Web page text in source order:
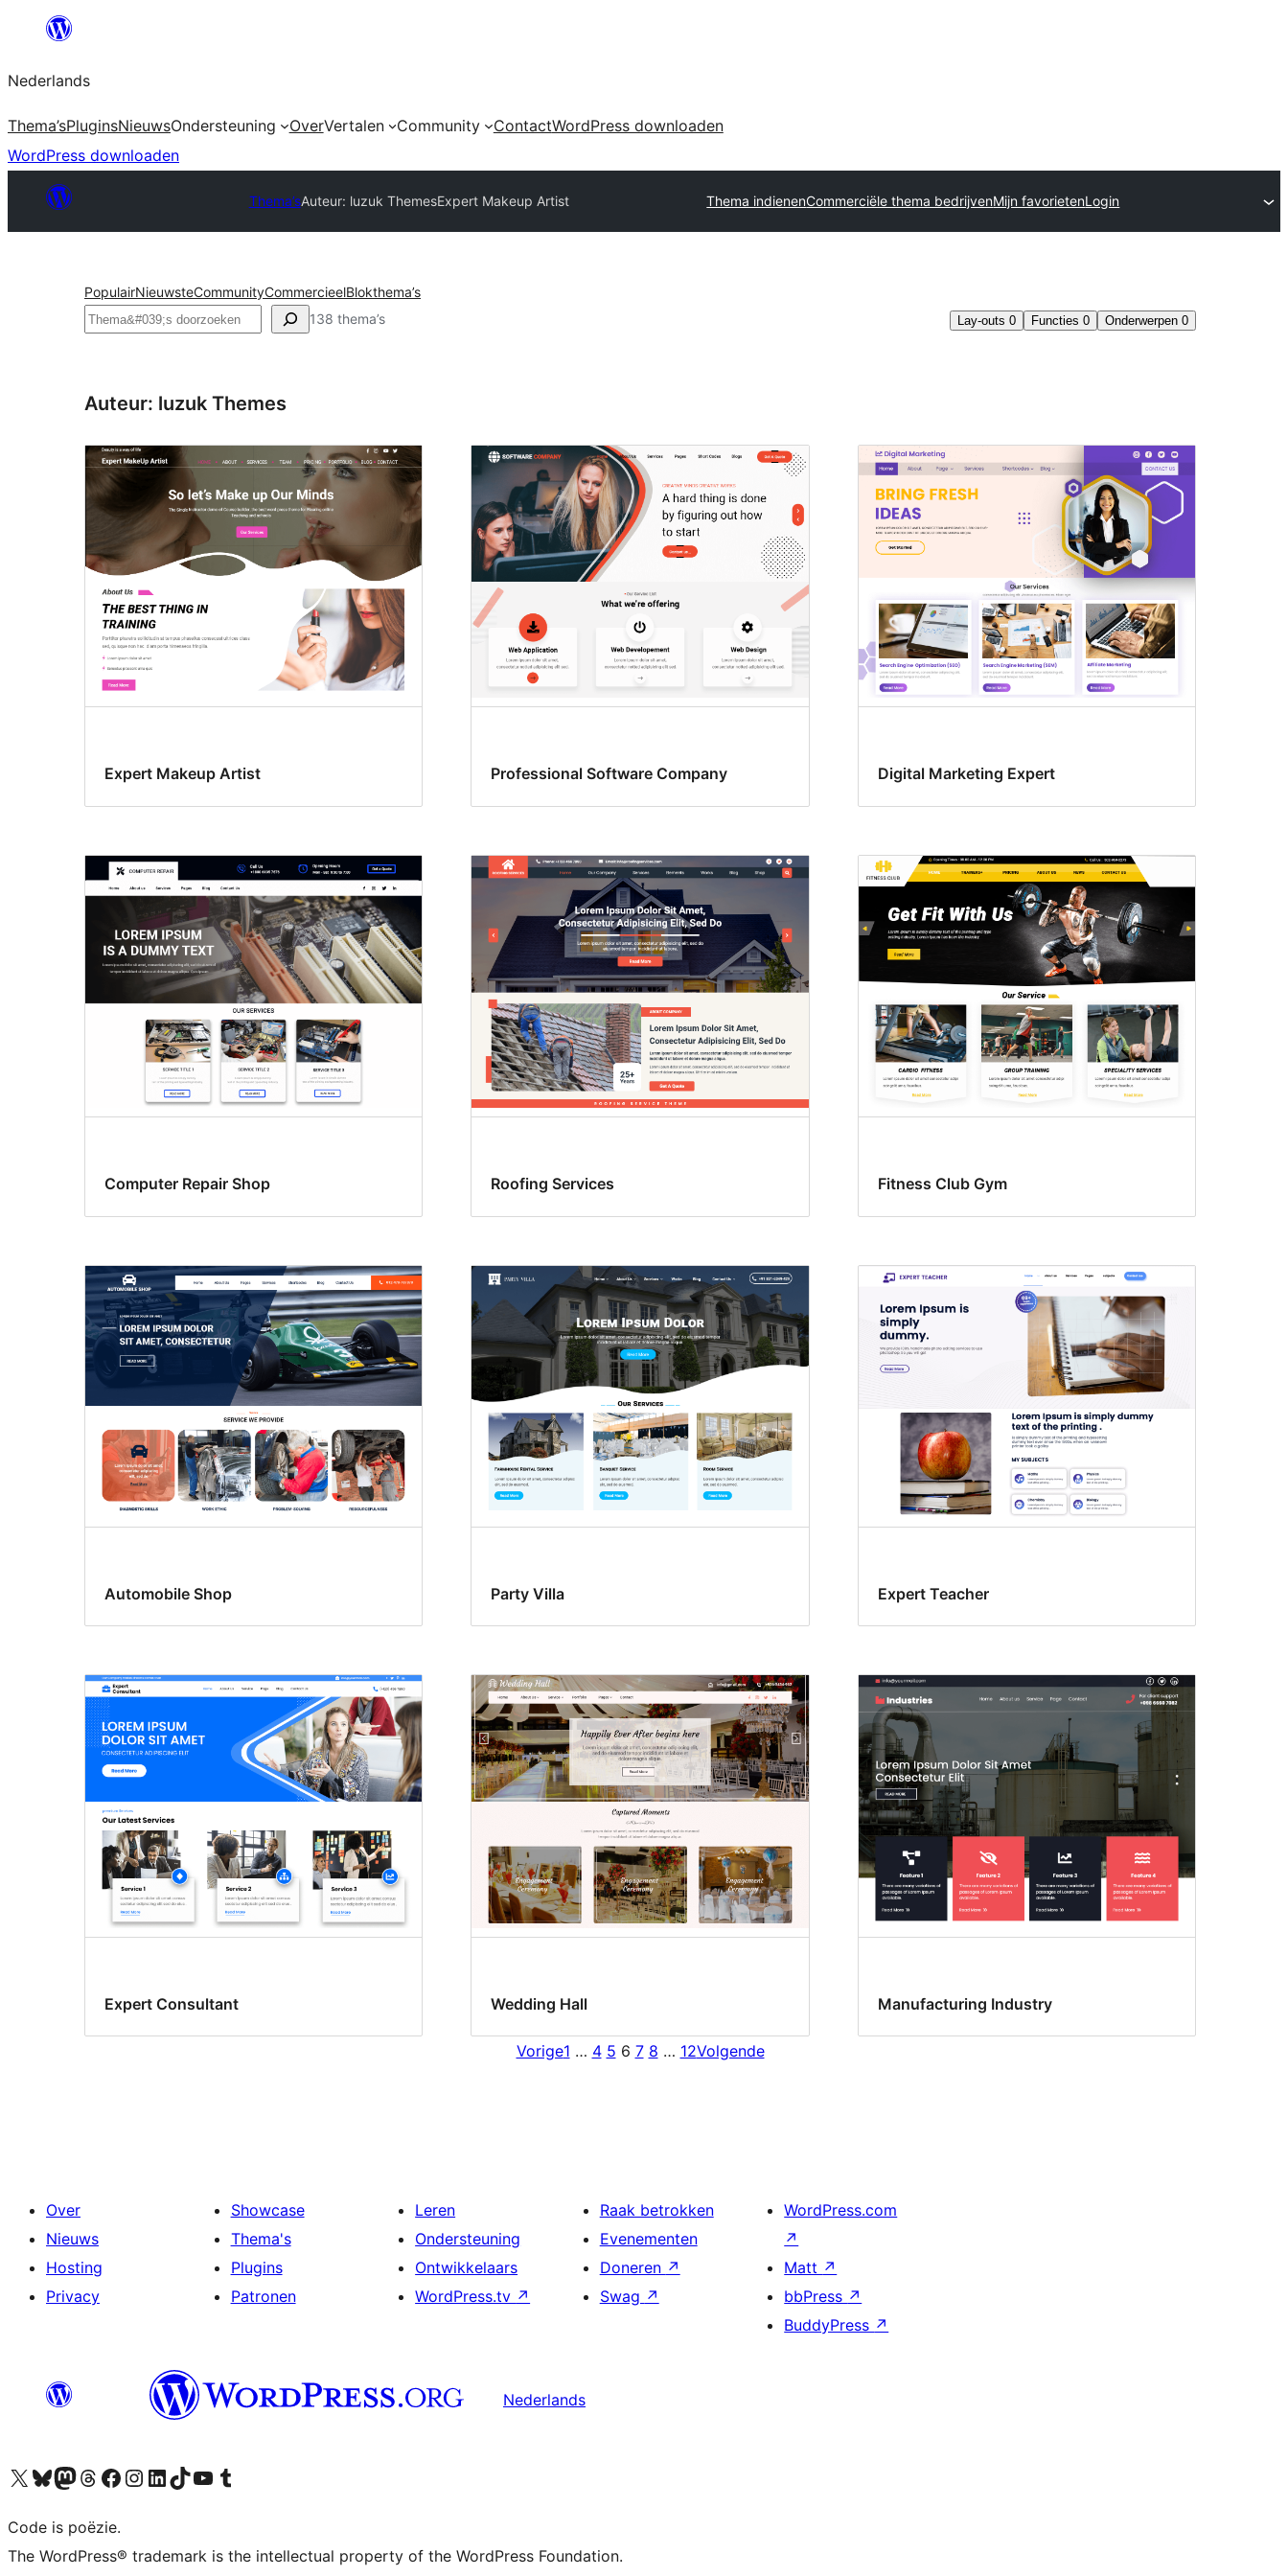
de
inhoud
Nederlands
Thema’sPluginsNieuwsOndersteuning OverVertalen Community ContactWordPress downloaden
WordPress downloaden
Thema’sAuteur: luzuk ThemesExpert Makeup Artist Thema indienenCommerciële thema bedrijvenMijn favorietenLogin
PopulairNieuwsteCommunityCommercieelBlokthema’s
Zoeken 138 thema’s Lay-outs 0 Functies 0 Onderwerpen 0
Auteur: luzuk Themes
Expert Makeup Artist Professional Software Company Digital Marketing Expert
Computer Repair Shop Roofing Services Fitness Club Gym
Automobile Shop Party Villa Expert Teacher
Expert Consultant Wedding Hall Manufacturing Industry
Vorige1 … 4 5 6 7 8 … 12Volgende
Over
Nieuws
Hosting
Privacy
Showcase
Thema's
Plugins
Patronen
Leren
Ondersteuning
Ontwikkelaars
WordPress.tv ↗
Raak betrokken
Evenementen
Doneren ↗
Swag ↗
WordPress.com
↗
Matt ↗
bbPress ↗
BuddyPress ↗
Nederlands
Bezoek ons X (voorheen Twitter) account
Bezoek ons Bluesky account
Bezoek ons Mastodon account
Bezoek ons Threads account
Onze Facebook pagina bezoeken
Bezoek ons Instagram account
Bezoek ons LinkedIn account
Bezoek ons TikTok account
Bezoek ons YouTube kanaalBezoek ons Tumblr account
Code is poëzie.
The WordPress® trademark is the intellectual property of the WordPress Foundation.